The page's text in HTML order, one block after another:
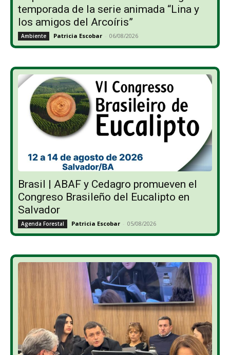
temporada de la serie animada “Lina y
los amigos del Arcoíris”
Ambiente Patricia Escobar - 06/08/2026
Brasil | ABAF y Cedagro promueven el
Congreso Brasileño del Eucalipto en
Salvador
Agenda Forestal Patricia Escobar - 05/08/2026